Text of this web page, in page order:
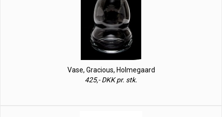
Vase, Gracious, Holmegaard
425,- DKK pr. stk.